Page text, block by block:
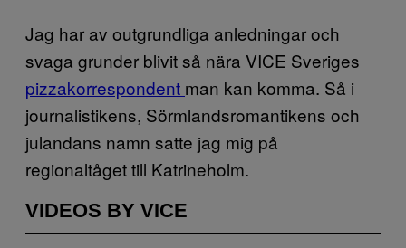
Jag har av outgrundliga anledningar och
svaga grunder blivit så nära VICE Sveriges
pizzakorrespondent man kan komma. Så i
journalistikens, Sörmlandsromantikens och
julandans namn satte jag mig på
regionaltåget till Katrineholm.
VIDEOS BY VICE